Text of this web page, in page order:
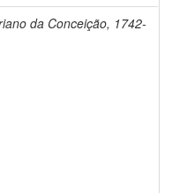
da Conceição, 1742-